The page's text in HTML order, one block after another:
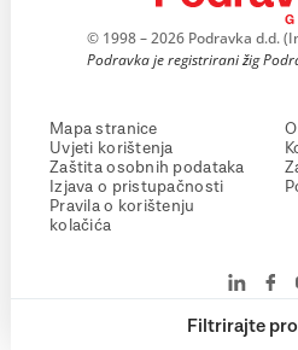
Filtrirajte
© 1998 – 2026 Podravka d.d.
Podravka je registrirani žig
Mapa stranice
Uvjeti korištenja
Zaštita osobnih podataka
Izjava o pristupačnosti
Pravila o korištenju
kolačića